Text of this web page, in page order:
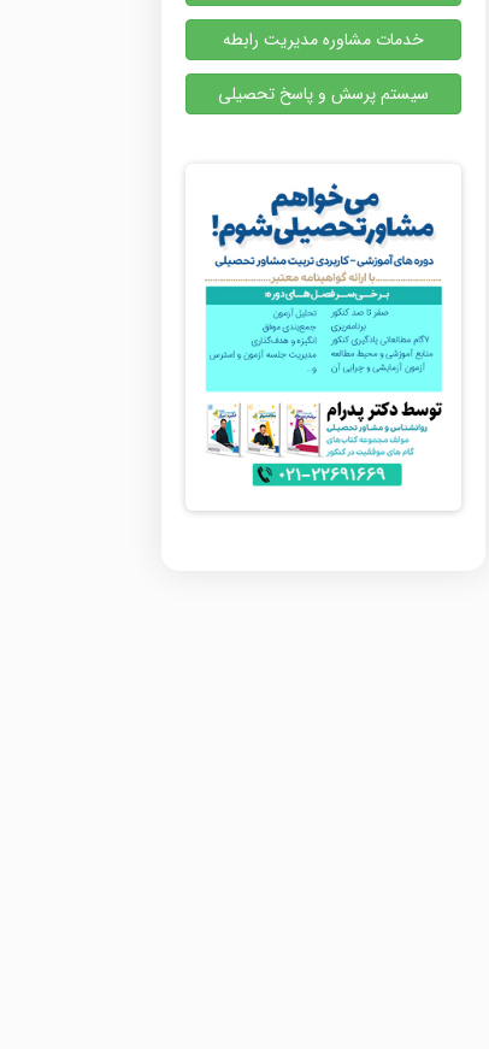
خدمات مشاوره مدیریت رابطه
سیستم پرسش و پاسخ تحصیلی